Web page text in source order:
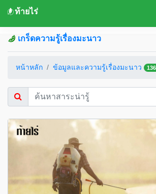
ท้ายไร่
เกร็ดความรู้เรื่องมะนาว
หน้าหลัก ข้อมูลและความรู้เรื่องมะนาว